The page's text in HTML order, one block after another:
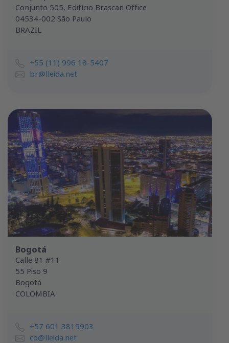
Conjunto 505, Edifício Brascan Office
04534-002 São Paulo
BRAZIL
+55 (11) 996 18-5407
br@lleida.net
Bogotá
Calle 81 #11
55 Piso 9
Bogotá
COLOMBIA
+57 601 3819903
co@lleida.net